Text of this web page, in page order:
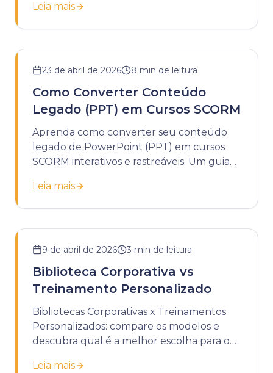
estratégico.
Leia mais
23 de abril de 2026 8 min de leitura
Como Converter Conteúdo
Legado (PPT) em Cursos SCORM
Aprenda como converter seu conteúdo
legado de PowerPoint (PPT) em cursos
SCORM interativos e rastreáveis. Um guia
treinamento corporativo.
Leia mais
9 de abril de 2026 3 min de leitura
Biblioteca Corporativa vs
Treinamento Personalizado
Bibliotecas Corporativas x Treinamentos
Personalizados: compare os modelos e
descubra qual é a melhor escolha para o
Leia mais